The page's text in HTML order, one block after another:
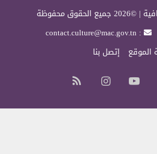
محفوظة
: contact.culture@mac.gov.tn
الموقع
إتصل بنا
تويتر يوتيوب انستقرام
الموقع